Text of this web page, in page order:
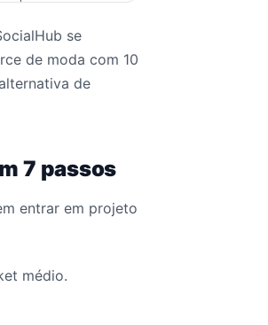
se
de moda com 10
de
7 passos
entrar em projeto
médio.